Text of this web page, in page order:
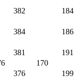
382
170
184
384 186
381 191
376
199